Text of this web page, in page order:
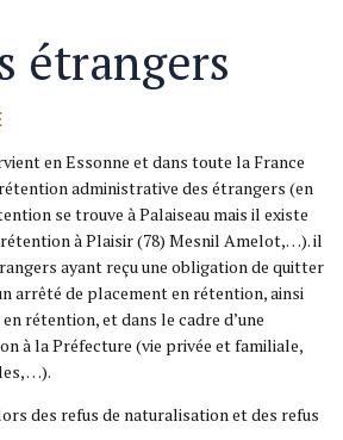
étrangers
en Essonne et dans toute la France
administrative des étrangers (en
se trouve à Palaiseau mais il existe
à Plaisir (78) Mesnil Amelot,…). il
ayant reçu une obligation de quitter
arrêté de placement en rétention, ainsi
rétention, et dans le cadre d’une
à la Préfecture (vie privée et familiale,
…).
des refus de naturalisation et des refus